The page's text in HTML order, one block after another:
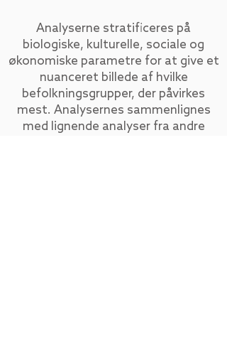
Analyserne stratificeres på
biologiske, kulturelle, sociale og
økonomiske parametre for at give et
nuanceret billede af hvilke
befolkningsgrupper, der påvirkes
mest. Analysernes sammenlignes
med lignende analyser fra andre